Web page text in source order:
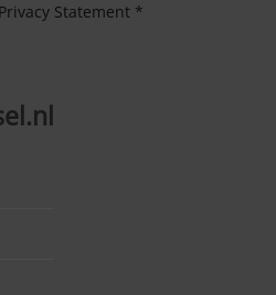
Statement *